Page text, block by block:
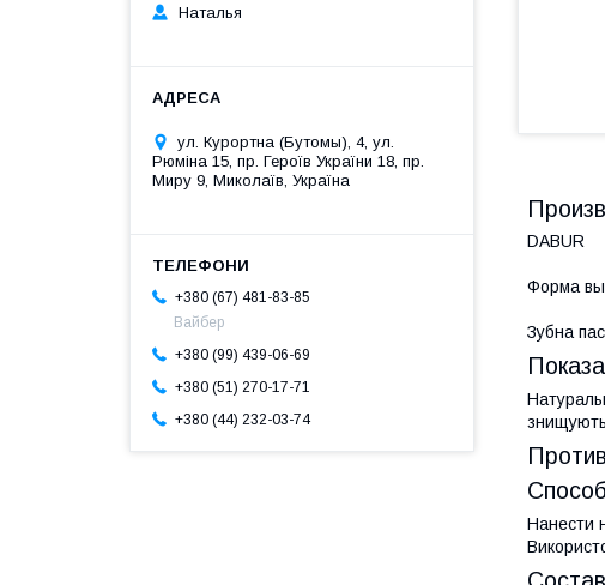
DABUR
Форма
Зубна
знищують
Нанести
Наталья
ул. Курортна (Бутомы), 4, ул.
Рюміна 15, пр. Героїв України 18, пр.
Миру 9, Миколаїв, Україна
+380 (67) 481-83-85
Вайбер
+380 (99) 439-06-69
+380 (51) 270-17-71
+380 (44) 232-03-74